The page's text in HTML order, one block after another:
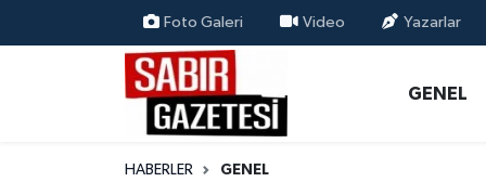
Foto Galeri Video Yazarlar
GENEL
HABERLER GENEL
ÖZEL HABER
Osmaniye Nöbetçi Eczaneler
Osmaniye Hava Durumu